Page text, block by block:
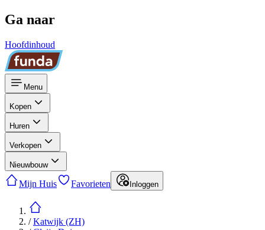
Ga naar
Hoofdinhoud
Menu
Kopen
Huren
Verkopen
Nieuwbouw
Mijn Huis Favorieten Inloggen
/Katwijk (ZH)